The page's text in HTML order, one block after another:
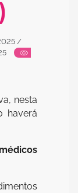
/
nesta
haverá